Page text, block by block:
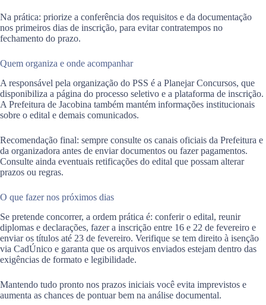
Na prática: priorize a conferência dos requisitos e da documentação
nos primeiros dias de inscrição, para evitar contratempos no
fechamento do prazo.
Quem organiza e onde acompanhar
A responsável pela organização do PSS é a Planejar Concursos, que
disponibiliza a página do processo seletivo e a plataforma de inscrição.
A Prefeitura de Jacobina também mantém informações institucionais
sobre o edital e demais comunicados.
Recomendação final: sempre consulte os canais oficiais da Prefeitura e
da organizadora antes de enviar documentos ou fazer pagamentos.
Consulte ainda eventuais retificações do edital que possam alterar
prazos ou regras.
O que fazer nos próximos dias
Se pretende concorrer, a ordem prática é: conferir o edital, reunir
diplomas e declarações, fazer a inscrição entre 16 e 22 de fevereiro e
enviar os títulos até 23 de fevereiro. Verifique se tem direito à isenção
via CadÚnico e garanta que os arquivos enviados estejam dentro das
exigências de formato e legibilidade.
Mantendo tudo pronto nos prazos iniciais você evita imprevistos e
aumenta as chances de pontuar bem na análise documental.